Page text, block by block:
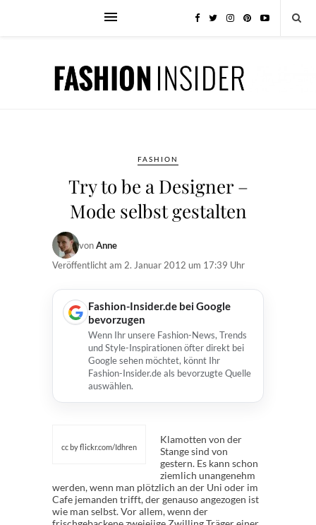
FASHION
Try to be a Designer –
Mode selbst gestalten
vonAnne
Veröffentlicht am 2. Januar 2012 um 17:39 Uhr
Fashion-Insider.de bei Google
bevorzugen
Wenn Ihr unsere Fashion-News, Trends
und Style-Inspirationen öfter direkt bei
Google sehen möchtet, könnt Ihr
Fashion-Insider.de als bevorzugte Quelle
auswählen.
cc by flickr.com/Idhren
Klamotten von der
Stange sind von
gestern. Es kann schon
ziemlich unangenehm
werden, wenn man plötzlich an der Uni oder im
Cafe jemanden trifft, der genauso angezogen ist
wie man selbst. Vor allem, wenn der